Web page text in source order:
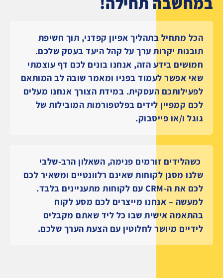
הכל מתחיל בתהליך אפיון קפדני, תוך חשיפת
תובנות יקרות ערך על קהל היעד בעסק שלכם.
חמושים בידע הזה, אנחנו בונים לכם דף עוצמתי
שאי אפשר לעמוד בפניו ומאמר שובה לב המותאם
לפעילותכם העסקית. במידת הצורך אנחנו מעלים
לכם קמפיין לידים בפלטפורמות המובילות של
גוגל ו/או פייסבוק.
כשהלידים זורמים פנימה, השאלון הרב-שלבי
שלנו מסנן לקוחות שאינם רלוונטיים ומשאיר לכם
לכם את ה-CRM עם לקוחות מתעניינים בלבד.
למעשה – אנחנו מייצרים לכם מסע לקוח
בהתאמה אישית שבו כל ליד שאתם מקבלים
לידיים מיושר לחלוטין עם הצעת הערך שלכם.